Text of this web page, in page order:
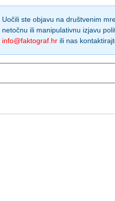
Uočili ste objavu na društvenim
netočnu ili manipulativnu izjavu
info@faktograf.hr ili nas